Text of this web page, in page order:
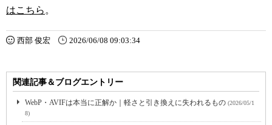
はこちら 。
西部 俊宏 2026/06/08 09:03:34
関連記事＆ブログエントリー
WebP・AVIFは本当に正解か｜軽さと引き換えに失われるもの (2026/05/1
8)